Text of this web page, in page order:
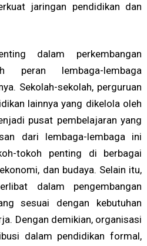
jaringan pendidikan dan
dalam perkembangan
peran lembaga-lembaga
Sekolah-sekolah, perguruan
lainnya yang dikelola oleh
pusat pembelajaran yang
dari lembaga-lembaga ini
tokoh penting di berbagai
dan budaya. Selain itu,
dalam pengembangan
sesuai dengan kebutuhan
Dengan demikian, organisasi
dalam pendidikan formal,